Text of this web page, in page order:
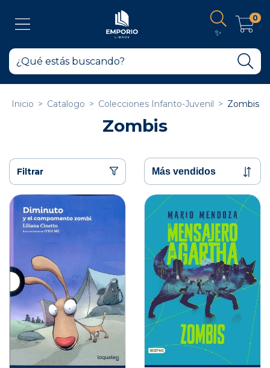
✨
0
Inicio > Catalogo > Colecciones Infanto-Juvenil > Zombis
Zombis
Filtrar